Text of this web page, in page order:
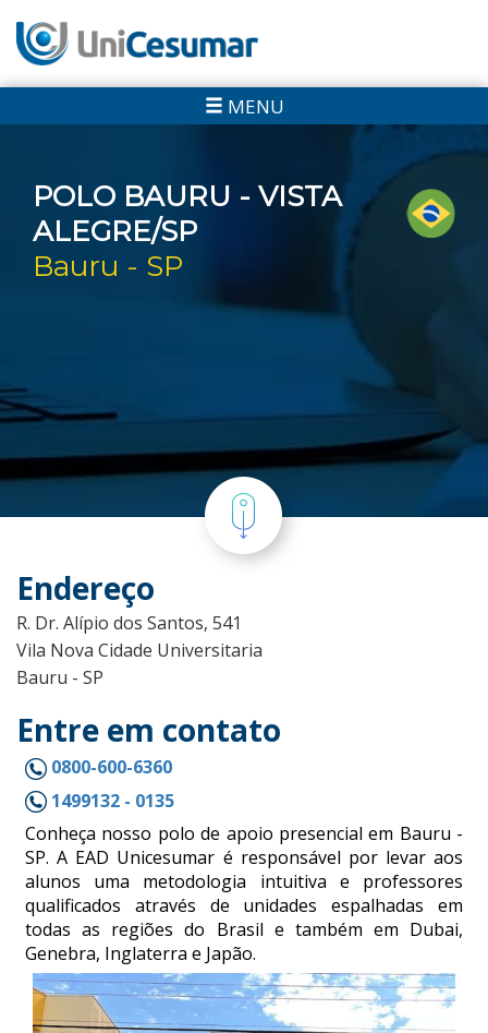
MENU
POLO BAURU - VISTA
ALEGRE/SP
Bauru - SP
Endereço
R. Dr. Alípio dos Santos, 541
Vila Nova Cidade Universitaria
Bauru - SP
Entre em contato
0800-600-6360
1499132 - 0135
Conheça nosso polo de apoio presencial em Bauru -
SP. A EAD Unicesumar é responsável por levar aos
alunos uma metodologia intuitiva e professores
qualificados através de unidades espalhadas em
todas as regiões do Brasil e também em Dubai,
Genebra, Inglaterra e Japão.